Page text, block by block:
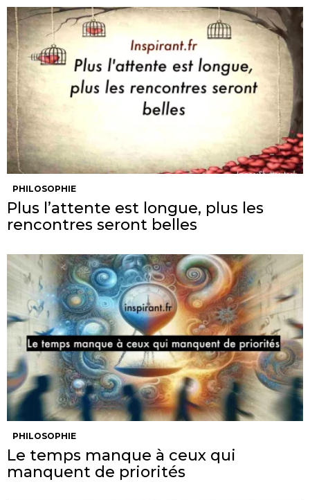
PHILOSOPHIE
Plus l’attente est longue, plus les
rencontres seront belles
PHILOSOPHIE
Le temps manque à ceux qui
manquent de priorités